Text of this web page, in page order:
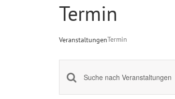
Termin
VeranstaltungenTermin
Veranstaltungen
Bitte